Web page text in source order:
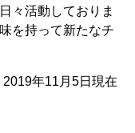
々活動しておりま
を持って新たなチ
2019年11月5日現在